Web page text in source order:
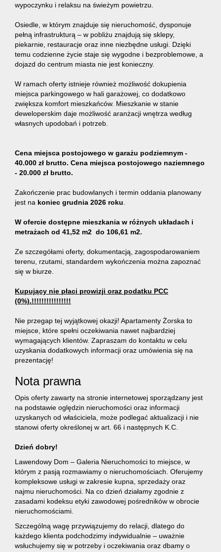
wypoczynku i relaksu na świeżym powietrzu.
Osiedle, w którym znajduje się nieruchomość, dysponuje
pełną infrastrukturą – w pobliżu znajdują się sklepy,
piekarnie, restauracje oraz inne niezbędne usługi. Dzięki
temu codzienne życie staje się wygodne i bezproblemowe, a
dojazd do centrum miasta nie jest konieczny.
W ramach oferty istnieje również możliwość dokupienia
miejsca parkingowego w hali garażowej, co dodatkowo
zwiększa komfort mieszkańców. Mieszkanie w stanie
deweloperskim daje możliwość aranżacji wnętrza według
własnych upodobań i potrzeb.
Cena miejsca postojowego w garażu podziemnym -
40.000 zł brutto. Cena miejsca postojowego naziemnego
- 20.000 zł brutto.
Zakończenie prac budowlanych i termin oddania planowany
jest na koniec grudnia 2026 roku.
W ofercie dostępne mieszkania w różnych układach i
metrażach od 41,52 m2 do 106,61 m2.
Ze szczegółami oferty, dokumentacją, zagospodarowaniem
terenu, rzutami, standardem wykończenia można zapoznać
się w biurze.
Kupujący nie płaci prowizji oraz podatku PCC
(0%).!!!!!!!!!!!!!!!!
Nie przegap tej wyjątkowej okazji! Apartamenty Żorska to
miejsce, które spełni oczekiwania nawet najbardziej
wymagających klientów. Zapraszam do kontaktu w celu
uzyskania dodatkowych informacji oraz umówienia się na
prezentację!
Nota prawna
Opis oferty zawarty na stronie internetowej sporządzany jest
na podstawie oględzin nieruchomości oraz informacji
uzyskanych od właściciela, może podlegać aktualizacji i nie
stanowi oferty określonej w art. 66 i następnych K.C.
Dzień dobry!
Lawendowy Dom – Galeria Nieruchomości to miejsce, w
którym z pasją rozmawiamy o nieruchomościach. Oferujemy
kompleksowe usługi w zakresie kupna, sprzedaży oraz
najmu nieruchomości. Na co dzień działamy zgodnie z
zasadami kodeksu etyki zawodowej pośredników w obrocie
nieruchomościami.
Szczególną wagę przywiązujemy do relacji, dlatego do
każdego klienta podchodzimy indywidualnie – uważnie
wsłuchujemy się w potrzeby i oczekiwania oraz dbamy o